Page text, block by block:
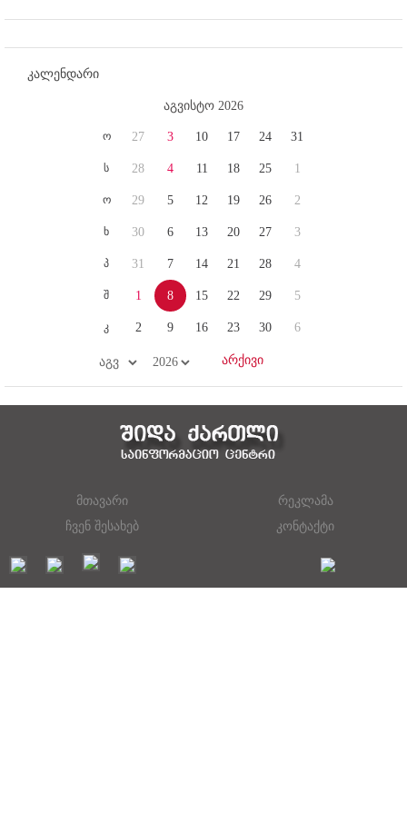
კალენდარი
აგვისტო 2026
ო
ს
ო
ხ
პ
შ
კ
27
28
29
30
31
1
2
3
4
5
6
7
8
9
10
11
12
13
14
15
16
17
18
19
20
21
22
23
24
25
26
27
28
29
30
31
1
2
3
4
5
6
მთავარი
რეკლამა
ჩვენ შესახებ
კონტაქტი